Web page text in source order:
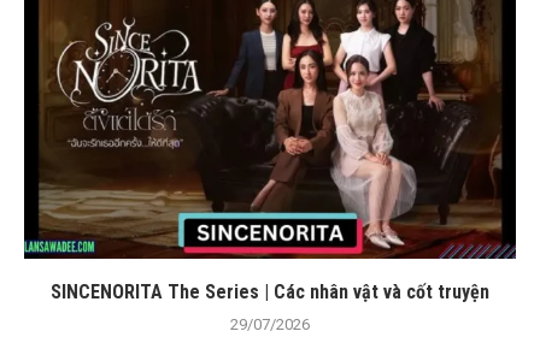
SINCENORITA The Series | Các nhân vật và cốt truyện
29/07/2026